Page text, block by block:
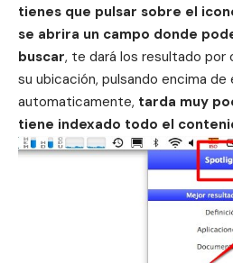
tienes que pulsar sobre el
se abrira un campo donde
buscar, te dará los resultado por
su ubicación, pulsando encima de
automaticamente, tarda muy
tiene indexado todo el